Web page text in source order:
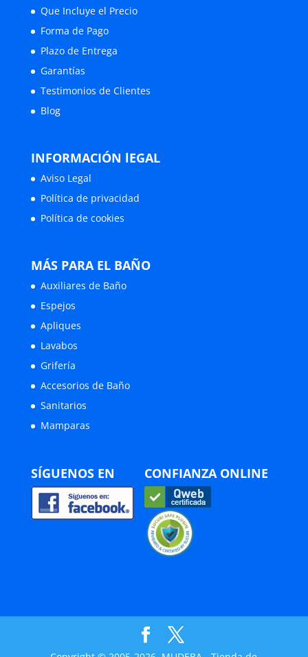
Que Incluye el Precio
Forma de Pago
Plazo de Entrega
Garantías
Testimonios de Clientes
Blog
INFORMACIÓN lEGAL
Aviso Legal
Política de privacidad
Política de cookies
MÁS PARA EL BAÑO
Auxiliares de Baño
Espejos
Apliques
Lavabos
Grifería
Accesorios de Baño
Sanitarios
Mamparas
SÍGUENOS EN CONFIANZA ONLINE